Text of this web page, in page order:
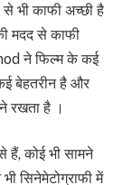
भी काफी अच्छी है
मदद से काफी
ने फिल्म के कई
बेहतरीन है और
रखता है ।
हैं, कोई भी सामने
सिनेमेटोग्राफी में